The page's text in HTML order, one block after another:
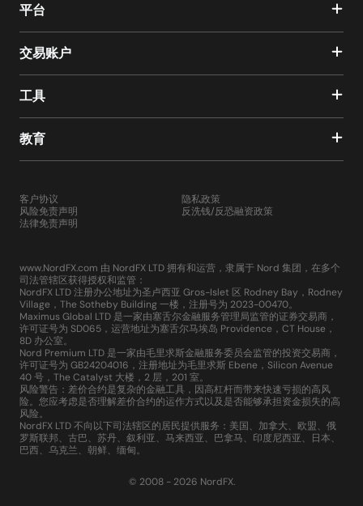
平台
交易账户
工具
教育
客户协议
风险免责声明
法律免责声明
隐私政策
反洗钱/反恐融资政策
www.NordFX.com 由 NordFX LTD 拥有和运营，隶属于 Nord 集团，在多个
司法管辖区获得授权和监管：
NordFX LTD 注册办公地址为圣卢西亚 Gros-Islet 区 Rodney Bay，Rodney
Village，The Sotheby Building 一楼，注册号为 2023-00470。
Maximus Global LTD 是一家由塞舌尔金融服务管理局监管的证券交易商，
许可证号为 SD065，运营地址为塞舌尔马埃岛 Providence，CT House，
8D 办公室。
Nord Premium LTD 是一家由毛里求斯金融服务委员会监管的投资交易商，
许可证号为 GB24204016，注册地址为毛里求斯 Ebene，Silicon Avenue
40 号，The Catalyst 大楼，2 层，201 室。
风险警告：差价合约是复杂的金融工具，因高杠杆而带来快速亏损的高风
险。您应考虑是否理解差价合约的运作方式以及是否能够承担资金损失的高
风险。
NordFX LTD 不向以下司法辖区的居民提供服务：美国、加拿大、欧盟、俄
罗斯联邦、古巴、苏丹、叙利亚、马来西亚、巴拿马、印度尼西亚、日本、
巴西、乌克兰、朝鲜、缅甸。
© 2008 - 2026 NordFX.